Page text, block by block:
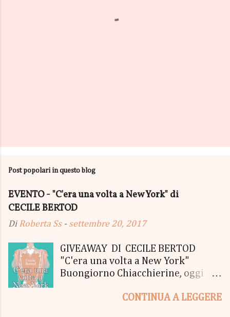
Post popolari in questo blog
EVENTO - "C'era una volta a New York" di
CECILE BERTOD
DiRoberta Ss - settembre 20, 2017
GIVEAWAY DI CECILE BERTOD
"C'era una volta a New York"
Buongiorno Chiacchierine, oggi
lanciamo il SUPER MEGA GIVEAWAY
CONTINUA A LEGGERE